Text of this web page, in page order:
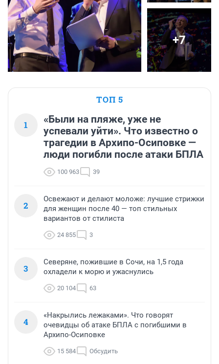
+7
ТОП 5
1
«Были на пляже, уже не
успевали уйти». Что известно о
трагедии в Архипо-Осиповке —
люди погибли после атаки БПЛА
100 963 39
2
Освежают и делают моложе: лучшие стрижки
для женщин после 40 — топ стильных
вариантов от стилиста
24 855 3
3
Северяне, пожившие в Сочи, на 1,5 года
охладели к морю и ужаснулись
20 104 63
4
«Накрылись лежаками». Что говорят
очевидцы об атаке БПЛА с погибшими в
Архипо-Осиповке
15 584 Обсудить